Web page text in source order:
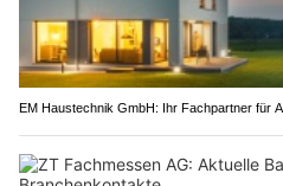
EM Haustechnik GmbH: Ihr Fachpartner für